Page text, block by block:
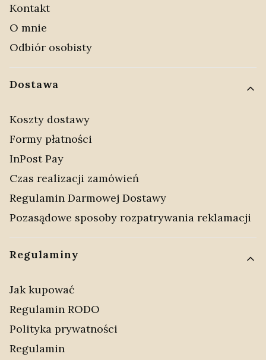
Kontakt
O mnie
Odbiór osobisty
Dostawa
Koszty dostawy
Formy płatności
InPost Pay
Czas realizacji zamówień
Regulamin Darmowej Dostawy
Pozasądowe sposoby rozpatrywania reklamacji
Regulaminy
Jak kupować
Regulamin RODO
Polityka prywatności
Regulamin